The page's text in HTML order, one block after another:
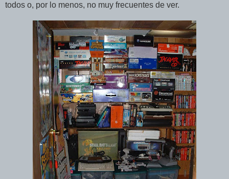
todos o, por lo menos, no muy frecuentes de ver.